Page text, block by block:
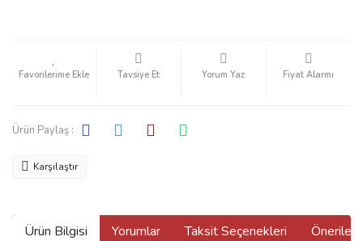
Tavsiye Et Yorum Yaz Fiyat Alarmı
Ürün Paylaş :
Karşılaştır
Ürün Bilgisi Yorumlar Taksit Seçenekleri